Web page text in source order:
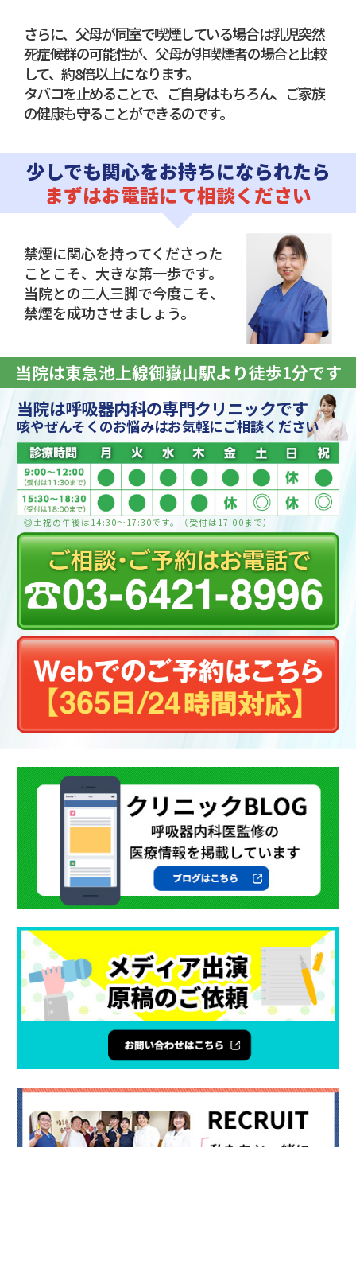
さらに、父母が同室で喫煙している場合は乳児突然
死症候群の可能性が、父母が非喫煙者の場合と比較
して、約8倍以上になります。
タバコを止めることで、ご自身はもちろん、ご家族
の健康も守ることができるのです。
少しでも関心をお持ちになられたら
まずはお電話にて相談ください
禁煙に関心を持ってくださった
ことこそ、大きな第一歩です。
当院との二人三脚で今度こそ、
禁煙を成功させましょう。
当院は東急池上線御嶽山駅より徒歩1分です
当院は呼吸器内科の専門クリニックです
咳やぜんそくのお悩みはお気軽にご相談ください
◎土祝の午後は14:30〜17:30です。（受付は17:00まで）